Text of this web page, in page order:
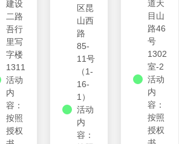
建设
二路
吾行
里写
字楼
1311
活动
内
容：
按照
授权
区昆
山西
路
85-
11号
（1-
16-
1）
活动
内
容：
道天
目山
路46
号
1302
室-2
活动
内
容：
按照
授权